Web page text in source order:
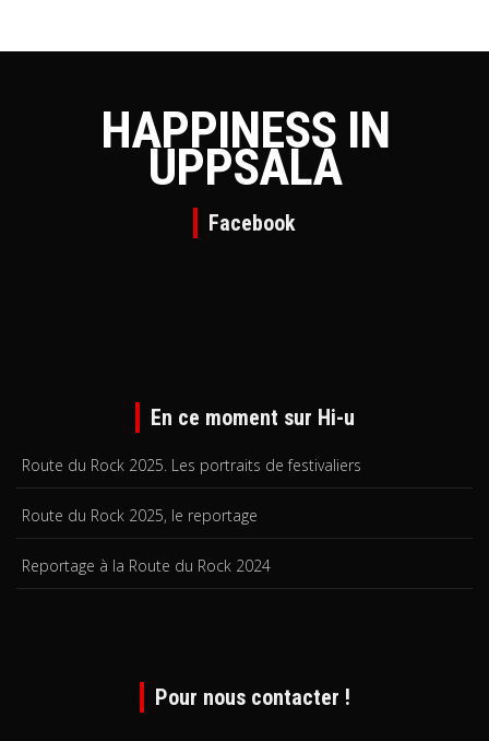
HAPPINESS IN
UPPSALA
Facebook
En ce moment sur Hi-u
Route du Rock 2025. Les portraits de festivaliers
Route du Rock 2025, le reportage
Reportage à la Route du Rock 2024
Pour nous contacter !